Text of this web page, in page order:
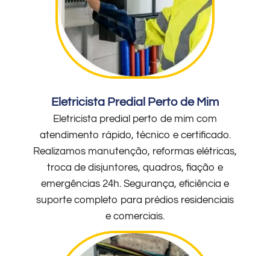
Eletricista Predial Perto de Mim
Eletricista predial perto de mim com
atendimento rápido, técnico e certificado.
Realizamos manutenção, reformas elétricas,
troca de disjuntores, quadros, fiação e
emergências 24h. Segurança, eficiência e
suporte completo para prédios residenciais
e comerciais.